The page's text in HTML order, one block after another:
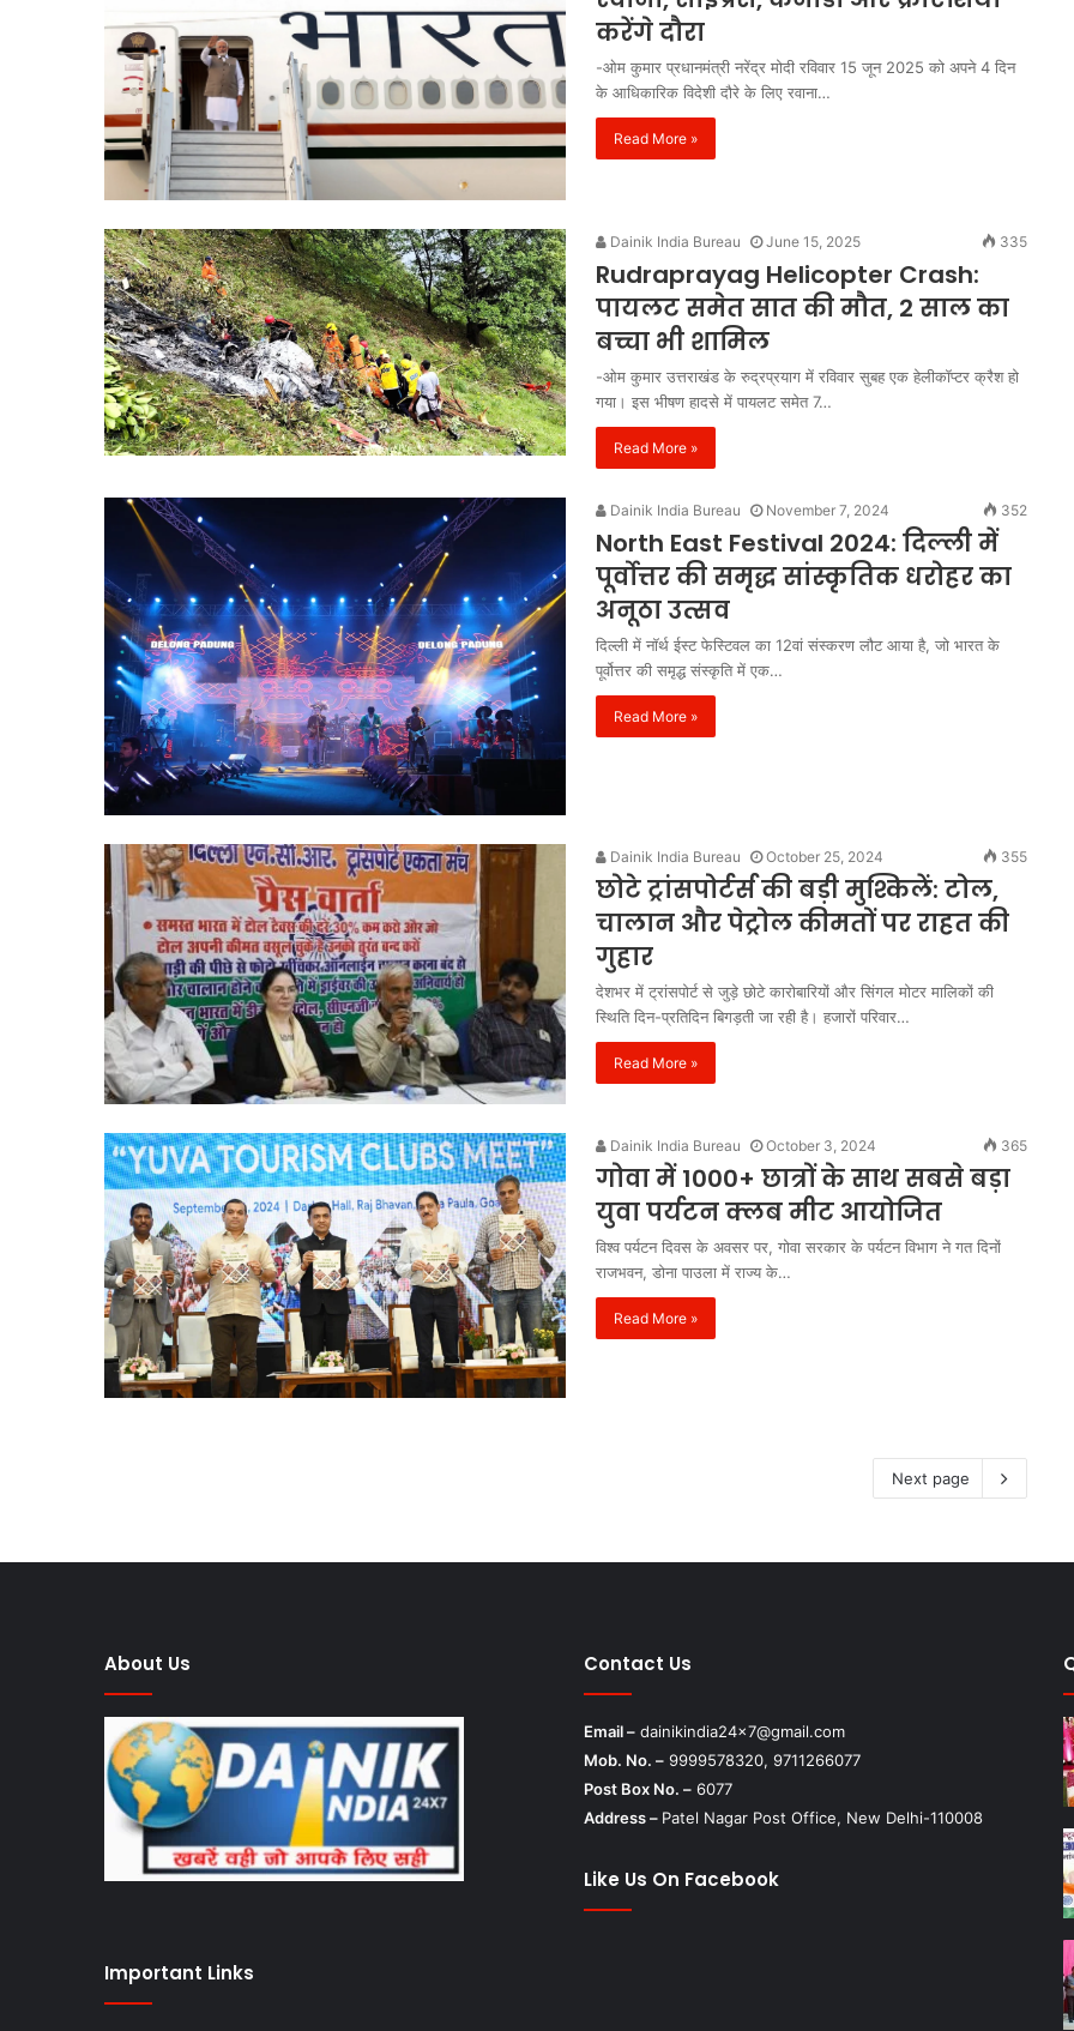
करेंगे दौरा
-ओम कुमार प्रधानमंत्री नरेंद्र मोदी रविवार 15 जून 2025 को अपने 4 दिन
के आधिकारिक विदेशी दौरे के लिए रवाना…
Read More »
Dainik India Bureau June 15, 2025 335
Rudraprayag Helicopter Crash:
पायलट समेत सात की मौत, 2 साल का
बच्चा भी शामिल
-ओम कुमार उत्तराखंड के रुद्रप्रयाग में रविवार सुबह एक हेलीकॉप्टर क्रैश हो
गया। इस भीषण हादसे में पायलट समेत 7…
Read More »
Dainik India Bureau November 7, 2024 352
North East Festival 2024: दिल्ली में
पूर्वोत्तर की समृद्ध सांस्कृतिक धरोहर का
अनूठा उत्सव
दिल्ली में नॉर्थ ईस्ट फेस्टिवल का 12वां संस्करण लौट आया है, जो भारत के
पूर्वोत्तर की समृद्ध संस्कृति में एक…
Read More »
Dainik India Bureau October 25, 2024 355
छोटे ट्रांसपोर्टर्स की बड़ी मुश्किलें: टोल,
चालान और पेट्रोल कीमतों पर राहत की
गुहार
देशभर में ट्रांसपोर्ट से जुड़े छोटे कारोबारियों और सिंगल मोटर मालिकों की
स्थिति दिन-प्रतिदिन बिगड़ती जा रही है। हजारों परिवार…
Read More »
Dainik India Bureau October 3, 2024 365
गोवा में 1000+ छात्रों के साथ सबसे बड़ा
युवा पर्यटन क्लब मीट आयोजित
विश्व पर्यटन दिवस के अवसर पर, गोवा सरकार के पर्यटन विभाग ने गत दिनों
राजभवन, डोना पाउला में राज्य के…
Read More »
Next page
एकता का महाकुंभ
यात्रा का भव्य
नायिका
अरुणा
आसफ
अली
को
दिल्ली
कांग्रेस
का
1 week ago
भारत छोड़ो आंदोलन की नायिका अरुणा
आसफ अली को दिल्ली कांग्रेस का नमन
2026:
पेपर
लीक
माफिया
पर
बड़ी
एंटी
पेपर
लीक
संशोधन
बिल
2026
को
1 week ago
Anti Paper Leak Bill 2026: पेपर लीक
माफिया पर बड़ी चोट, लोकसभा से एंटी
पेपर लीक संशोधन बिल 2026 को मंजूरी
About Us
Important Links
Contact Us
Email – dainikindia24x7@gmail.com
Mob. No. –9999578320, 9711266077
Post Box No. –6077
Address – Patel Nagar Post Office, New Delhi-110008
Like Us On Facebook